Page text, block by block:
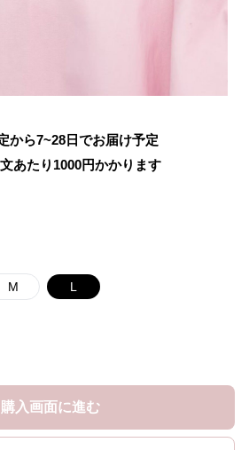
から7~28日でお届け予定
あたり 1000円かかります
M L
購入画面に進む